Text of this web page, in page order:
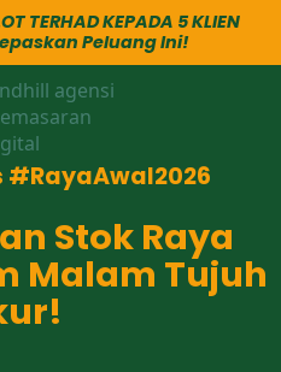
TERHAD KEPADA 5 KLIEN
Peluang Ini!
#RayaAwal2026
Stok Raya
Malam Tujuh